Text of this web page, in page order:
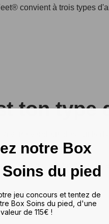
convient à trois types
ton type
à votre vendeur, des outils
(coin numérique
notre Box
Soins du pied
jeu concours et tentez de
Box Soins du pied, d'une
valeur de 115€ !